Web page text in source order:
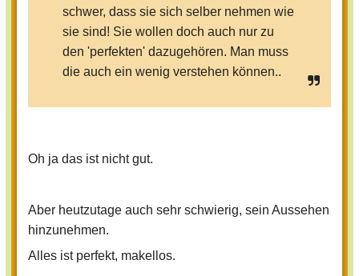
schwer, dass sie sich selber nehmen wie
sie sind! Sie wollen doch auch nur zu
den 'perfekten' dazugehören. Man muss
die auch ein wenig verstehen können..
Oh ja das ist nicht gut.
Aber heutzutage auch sehr schwierig, sein Aussehen
hinzunehmen.
Alles ist perfekt, makellos.